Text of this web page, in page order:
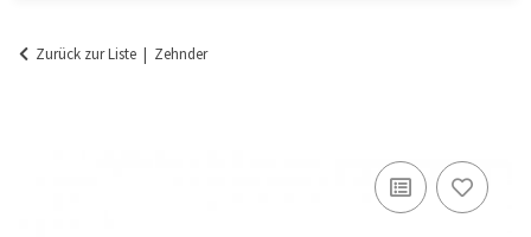
Zurück zur Liste Zehnder